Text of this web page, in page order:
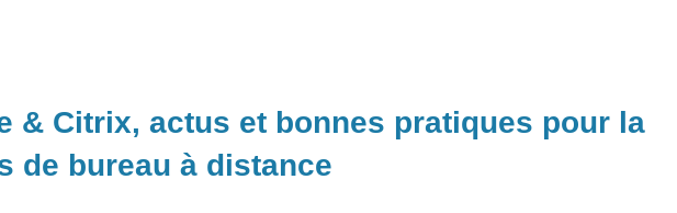
& Citrix, actus et bonnes pratiques pour la
de bureau à distance